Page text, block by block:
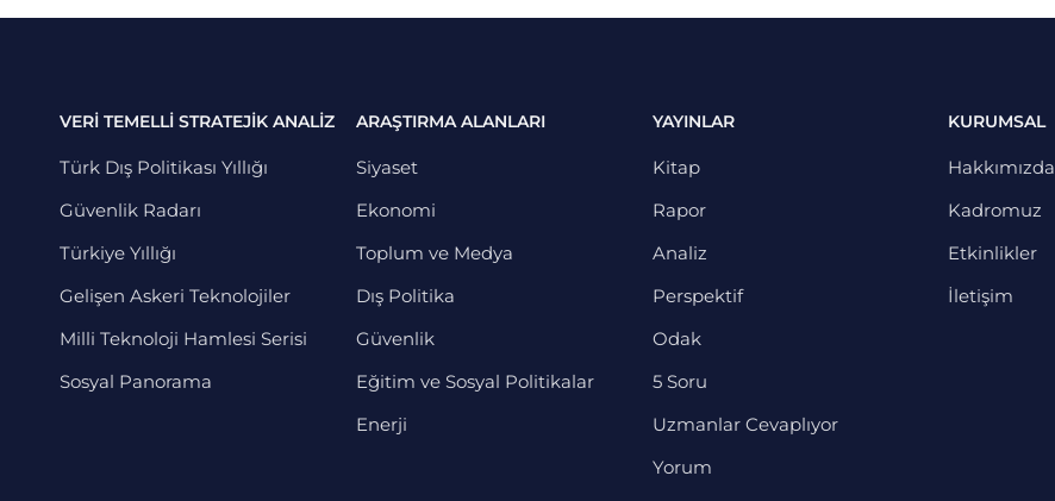
VERİ TEMELLİ STRATEJİK ANALİZ
Türk Dış Politikası Yıllığı
Güvenlik Radarı
Türkiye Yıllığı
Gelişen Askeri Teknolojiler
Milli Teknoloji Hamlesi Serisi
Sosyal Panorama
ARAŞTIRMA ALANLARI
Siyaset
Ekonomi
Toplum ve Medya
Dış Politika
Güvenlik
Eğitim ve Sosyal Politikalar
Enerji
YAYINLAR
Kitap
Rapor
Analiz
Perspektif
Odak
5 Soru
Uzmanlar Cevaplıyor
Yorum
KURUMSAL
Hakkımızda
Kadromuz
Etkinlikler
İletişim